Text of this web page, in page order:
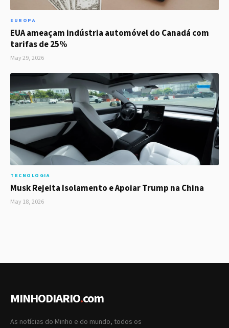
EUROPA
EUA ameaçam indústria automóvel do Canadá com
tarifas de 25%
May 29, 2026
TECNOLOGIA
Musk Rejeita Isolamento e Apoiar Trump na China
May 18, 2026
MINHODIARIO.com
As notícias do Minho e do mundo, todos os